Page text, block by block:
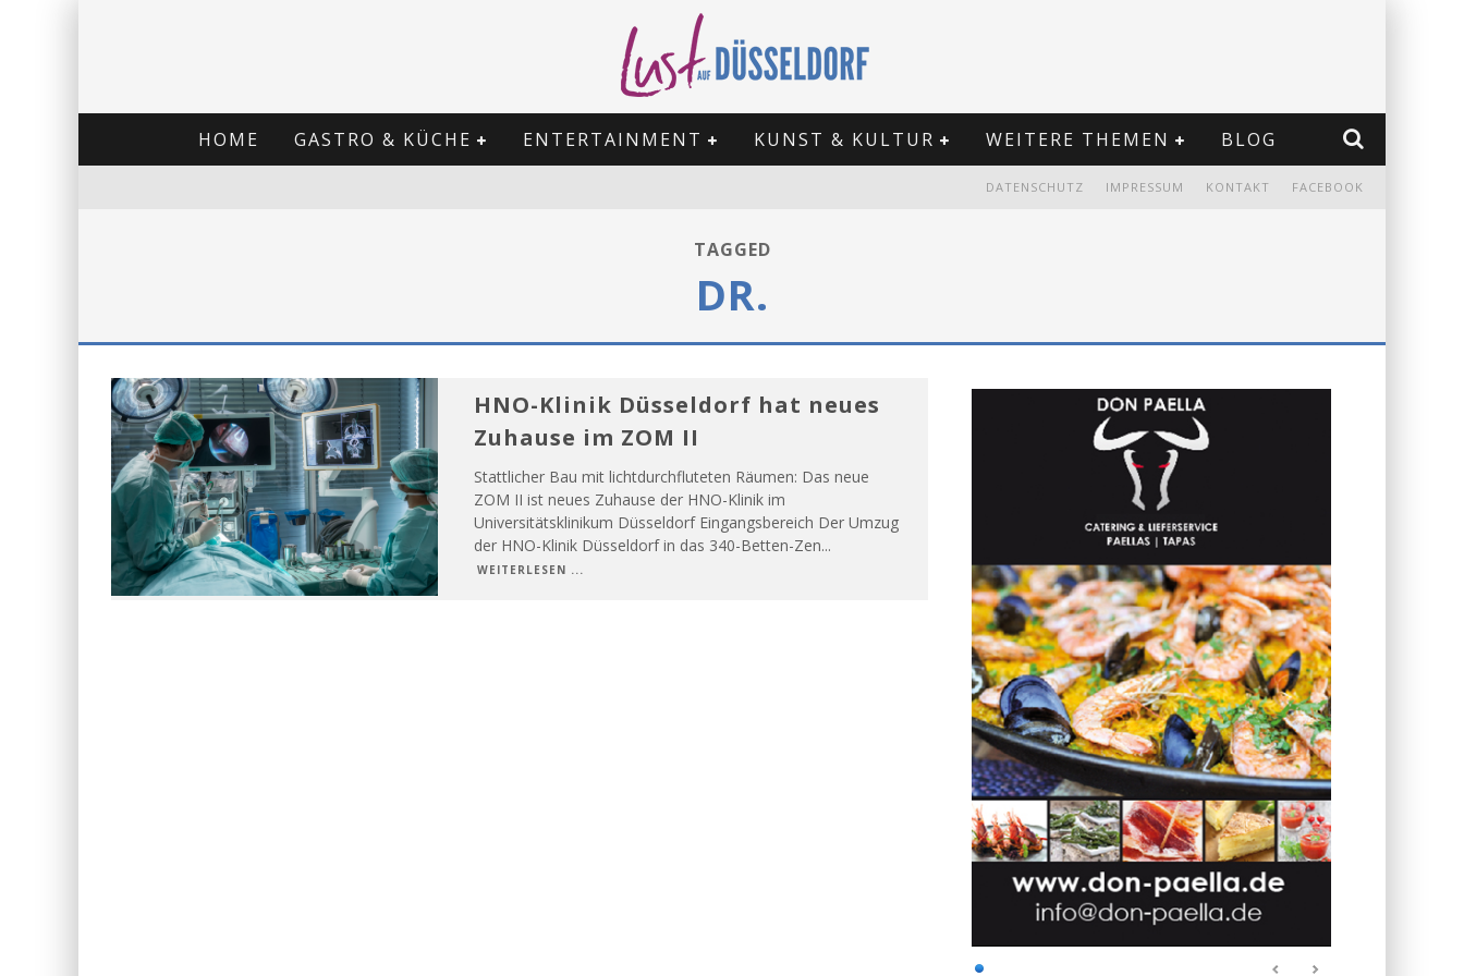
HOME GASTRO & KÜCHE ENTERTAINMENT KUNST & KULTUR WEITERE THEMEN BLOG
FACEBOOK
KONTAKT
IMPRESSUM
DATENSCHUTZ
TAGGED
DR.
HNO-Klinik Düsseldorf hat neues
Zuhause im ZOM II
Stattlicher Bau mit lichtdurchfluteten Räumen: Das neue
ZOM II ist neues Zuhause der HNO-Klinik im
Universitätsklinikum Düsseldorf Eingangsbereich Der Umzug
der HNO-Klinik Düsseldorf in das 340-Betten-Zen...
WEITERLESEN ...